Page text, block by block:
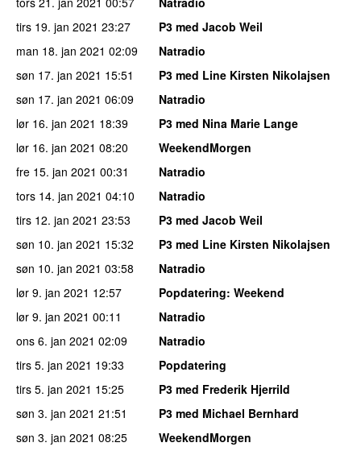
tirs 19. jan 2021 23:27
P3 med Jacob Weil
man 18. jan 2021 02:09
Natradio
søn 17. jan 2021 15:51
P3 med Line Kirsten Nikolajsen
søn 17. jan 2021 06:09
Natradio
lør 16. jan 2021 18:39
P3 med Nina Marie Lange
lør 16. jan 2021 08:20
WeekendMorgen
fre 15. jan 2021 00:31
Natradio
tors 14. jan 2021 04:10
Natradio
tirs 12. jan 2021 23:53
P3 med Jacob Weil
søn 10. jan 2021 15:32
P3 med Line Kirsten Nikolajsen
søn 10. jan 2021 03:58
Natradio
lør 9. jan 2021 12:57 Popdatering: Weekend
lør 9. jan 2021 00:11
Natradio
ons 6. jan 2021 02:09
Natradio
tirs 5. jan 2021 19:33
Popdatering
tirs 5. jan 2021 15:25
P3 med Frederik Hjerrild
søn 3. jan 2021 21:51
P3 med Michael Bernhard
søn 3. jan 2021 08:25
WeekendMorgen